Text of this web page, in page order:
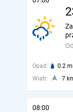
Opad: 0.2
Wiatr:
7
08:00